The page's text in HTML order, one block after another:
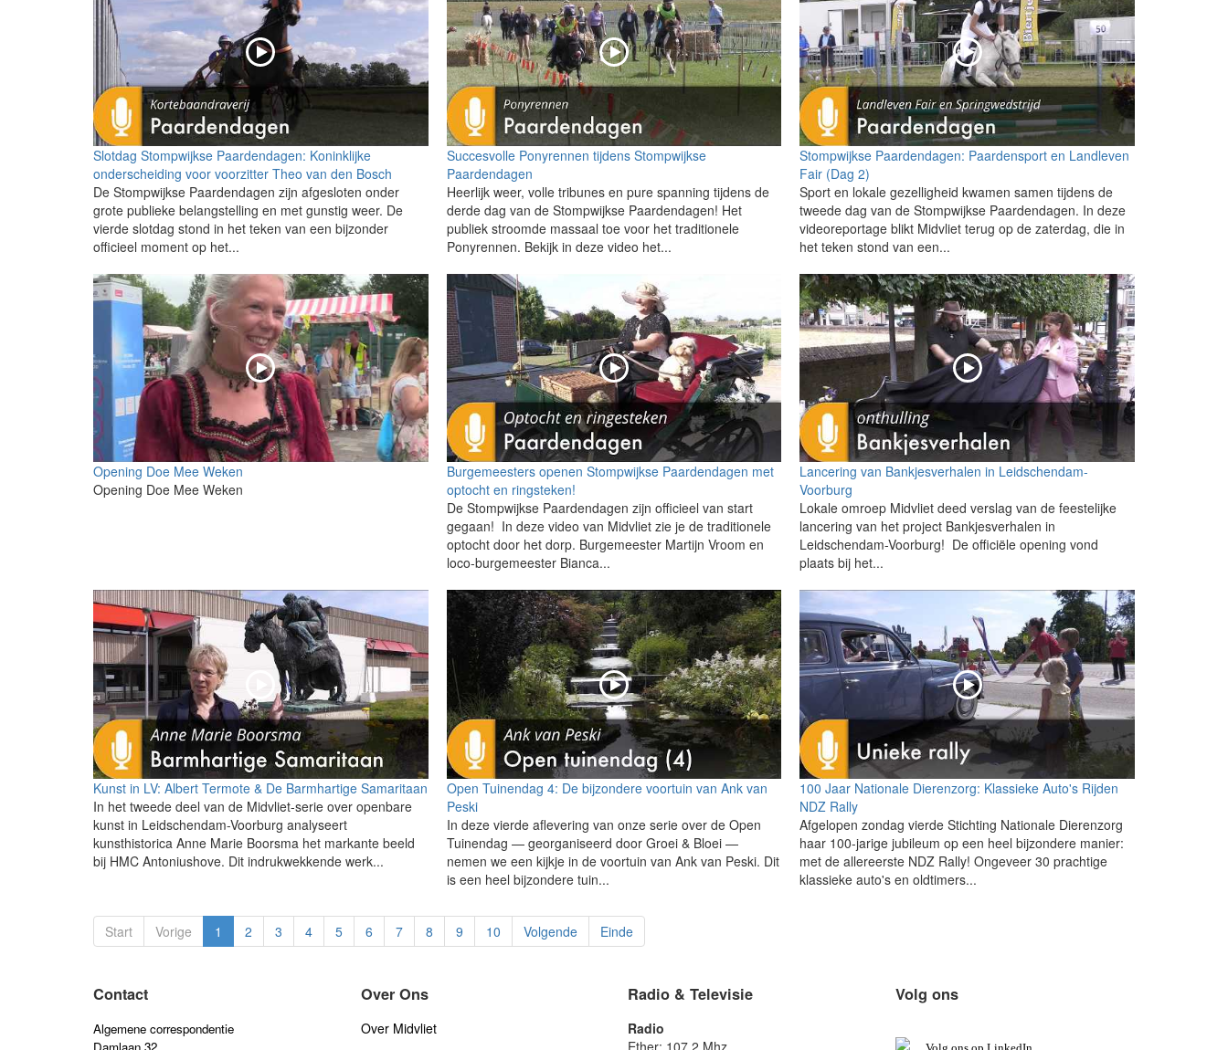
Slotdag Stompwijkse Paardendagen: Koninklijke
onderscheiding voor voorzitter Theo van den Bosch
De Stompwijkse Paardendagen zijn afgesloten onder
grote publieke belangstelling en met gunstig weer. De
vierde slotdag stond in het teken van een bijzonder
officieel moment op het...
Succesvolle Ponyrennen tijdens Stompwijkse
Paardendagen
Heerlijk weer, volle tribunes en pure spanning tijdens de
derde dag van de Stompwijkse Paardendagen! Het
publiek stroomde massaal toe voor het traditionele
Ponyrennen. Bekijk in deze video het...
Stompwijkse Paardendagen: Paardensport en Landleven
Fair (Dag 2)
Sport en lokale gezelligheid kwamen samen tijdens de
tweede dag van de Stompwijkse Paardendagen. In deze
videoreportage blikt Midvliet terug op de zaterdag, die in
het teken stond van een...
Opening Doe Mee Weken
Opening Doe Mee Weken
Burgemeesters openen Stompwijkse Paardendagen met
optocht en ringsteken!
De Stompwijkse Paardendagen zijn officieel van start
gegaan! In deze video van Midvliet zie je de traditionele
optocht door het dorp. Burgemeester Martijn Vroom en
loco-burgemeester Bianca...
Lancering van Bankjesverhalen in Leidschendam-
Voorburg
Lokale omroep Midvliet deed verslag van de feestelijke
lancering van het project Bankjesverhalen in
Leidschendam-Voorburg! De officiële opening vond
plaats bij het...
Kunst in LV: Albert Termote & De Barmhartige Samaritaan
In het tweede deel van de Midvliet-serie over openbare
kunst in Leidschendam-Voorburg analyseert
kunsthistorica Anne Marie Boorsma het markante beeld
bij HMC Antoniushove. Dit indrukwekkende werk...
Open Tuinendag 4: De bijzondere voortuin van Ank van
Peski
In deze vierde aflevering van onze serie over de Open
Tuinendag — georganiseerd door Groei & Bloei —
nemen we een kijkje in de voortuin van Ank van Peski. Dit
is een heel bijzondere tuin...
100 Jaar Nationale Dierenzorg: Klassieke Auto's Rijden
NDZ Rally
Afgelopen zondag vierde Stichting Nationale Dierenzorg
haar 100-jarige jubileum op een heel bijzondere manier:
met de allereerste NDZ Rally! Ongeveer 30 prachtige
klassieke auto's en oldtimers...
Start Vorige 1 2 3 4 5 6 7 8 9 10 Volgende Einde
Contact
Algemene correspondentie
Over Ons
Over Midvliet
Radio & Televisie
Radio
Volg ons